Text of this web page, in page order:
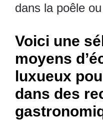
dans la poêle
Voici une
moyens
luxueux
dans des